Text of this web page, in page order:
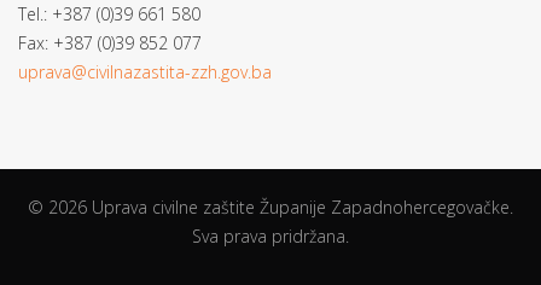
Tel.: +387 (0)39 661 580
Fax: +387 (0)39 852 077
uprava@civilnazastita-zzh.gov.ba
© 2026 Uprava civilne zaštite Županije Zapadnohercegovačke.
Sva prava pridržana.